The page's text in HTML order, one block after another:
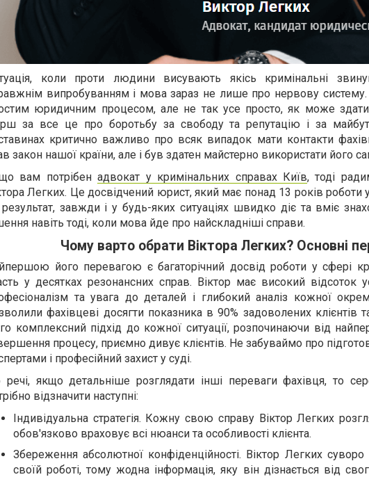
коли проти людини висувають якісь кримінальні
випробуванням і мова зараз не лише про нервову
юридичним процесом, але не так усе просто, як може
за все це про боротьбу за свободу та репутацію і за
критично важливо про всяк випадок мати контакти
закон нашої країни, але і був здатен майстерно використати його
вам потрібенадвокат у кримінальних справах Київ, тоді
Легких. Це досвідчений юрист, який має понад 13 років роботи
завжди і у будь-яких ситуаціях швидко діє та вміє
навіть тоді, коли мова йде про найскладніші справи.
Чому варто обрати Віктора Легких? Основні
його перевагою є багаторічний досвід роботи у сфері
у десятках резонансних справ. Віктор має високий відсоток
та увага до деталей і глибокий аналіз кожної
фахівцеві досягти показника в 90% задоволених клієнтів
комплексний підхід до кожної ситуації, розпочинаючи від
процесу, приємно дивує клієнтів. Не забуваймо про
і професійний захист у суді.
якщо детальніше розглядати інші переваги фахівця, то
відзначити наступні:
Індивідуальна стратегія. Кожну свою справу Віктор Легких
обов'язково враховує всі нюанси та особливості клієнта.
Збереження абсолютної конфіденційності. Віктор Легких
своїй роботі, тому жодна інформація, яку він дізнається від